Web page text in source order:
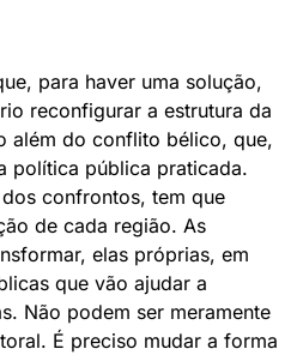
para haver uma solução,
reconfigurar a estrutura da
além do conflito bélico, que,
política pública praticada.
confrontos, tem que
de cada região. As
elas próprias, em
que vão ajudar a
Não podem ser meramente
É preciso mudar a forma